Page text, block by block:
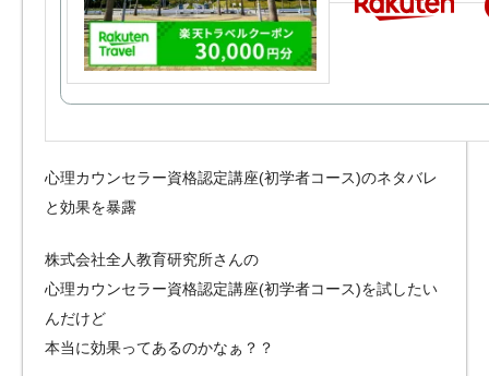
心理カウンセラー資格認定講座(初学者コース)のネタバレ
と効果を暴露
株式会社全人教育研究所さんの
心理カウンセラー資格認定講座(初学者コース)を試したい
んだけど
本当に効果ってあるのかなぁ？？